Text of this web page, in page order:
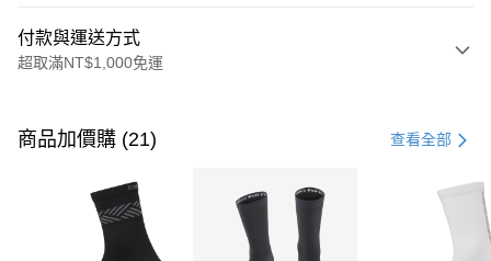
付款與運送方式
超取滿NT$1,000免運
信用卡一次付款
3 期 0 利率 每期 21家銀行
合作金庫商業銀行
第一商業銀行
6 期 0 利率 每期
商品加價購 (21) 查看全部